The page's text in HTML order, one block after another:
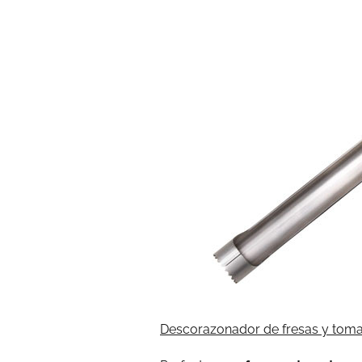
Descorazonador de fresas y